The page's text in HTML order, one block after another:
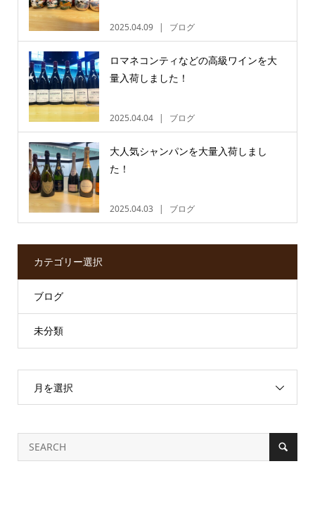
2025.04.09 ブログ
ロマネコンティなどの高級ワインを大
量入荷しました！
2025.04.04 ブログ
大人気シャンパンを大量入荷しまし
た！
2025.04.03 ブログ
カテゴリー選択
ブログ
未分類
月を選択